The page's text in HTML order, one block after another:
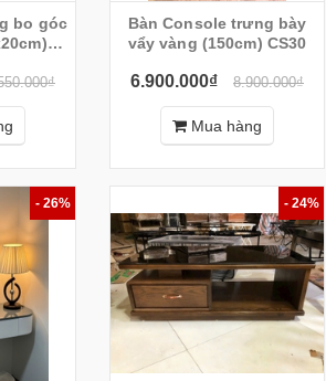
bo góc
Bàn Console trưng bày
vẩy vàng (150cm) CS30
6.900.000₫ 8.900.000₫
Mua hàng
- 26% - 24%
Kệ tivi đặt sàn
Máy massage
Home sports